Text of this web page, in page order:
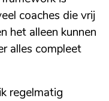
coaches die vrij
het alleen kunnen
alles compleet
regelmatig